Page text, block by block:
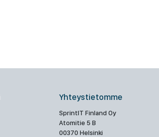
Yhteystietomme
SprintIT Finland Oy
Atomitie 5 B
00370 Helsinki